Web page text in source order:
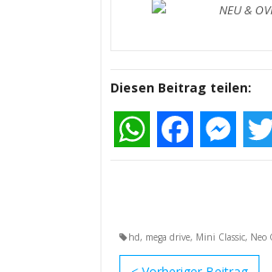
NEU &
Diesen Beitrag teilen:
WhatsAppFacebook
hd, mega drive, Mini Classic, Neo